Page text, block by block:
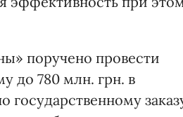
поручено провести
до 780 млн. грн. в